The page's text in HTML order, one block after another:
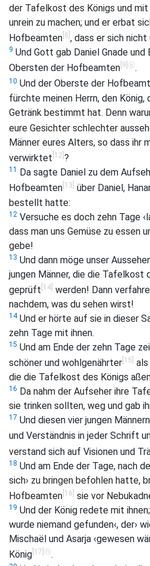
der Tafelkost des Königs und mit
unrein zu machen; und er erbat
Hofbeamten [8] , dass er sich nicht
9 Und Gott gab Daniel Gnade und
Obersten der Hofbeamten [9] ⓚ.
10 Und der Oberste der
fürchte meinen Herrn, den König,
Getränk bestimmt hat. Denn
eure Gesichter schlechter
Männer eures Alters, so dass ihr
verwirktet [12] ?
11
Da sagte Daniel zu dem
Hofbeamten [13] über Daniel,
bestellt hatte:
12 Versuche es doch zehn Tage
dass man uns Gemüse zu essen
gebe!
13 Und dann möge unser
jungen Männer, die die Tafelkost
geprüft [14] werden! Dann
nachdem, was du sehen wirst!
14Und er hörte auf sie in dieser
zehn Tage mit ihnen.
15 Und am Ende der zehn Tage
schöner und wohlgenährter [15] als
die die Tafelkost des Königs
16 Da nahm der Aufseher ihre
sie trinken sollten, weg und gab
17 Und diesen vier jungen
und Verständnis in jeder Schrift
verstand sich auf Visionen und
18 Und am Ende der Tage, nach
sich› zu bringen befohlen hatte,
Hofbeamten [16] sie vor
19 Und der König redete mit
wurde niemand gefunden‹, der›
Mischaël und Asarja ‹gewesen
König [17] ⓝ.